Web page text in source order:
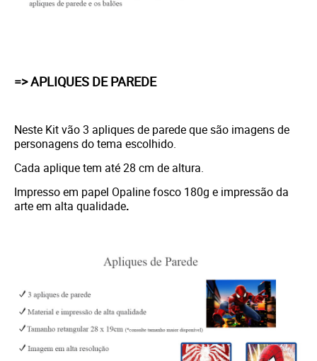
=> APLIQUES DE PAREDE
Neste Kit vão 3 apliques de parede que são imagens de
personagens do tema escolhido.
Cada aplique tem até 28 cm de altura.
Impresso em papel Opaline fosco 180g e impressão da
arte em alta qualidade.